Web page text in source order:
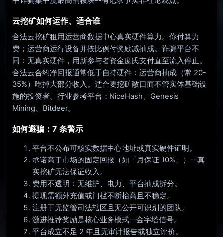
云挖矿如何运作、适合谁
合法云挖矿租用运营商数据中心真实硬件算力。你付算力
费；运营商运行设备并按比例付奖励减抽成。诈骗平台不
同：无真实硬件，用新参与者资金庞氏支付直至流入停止。
合法云合约净回报通常低于自持硬件：运营商抽成（常 20-
35%）吃掉大部分收入。适合要挖矿敞口而不管实体基础设
施的投资者。行业参考平台：NiceHash、Genesis
Mining、Bitdeer。
如何避骗：7 条警示
平台不公布可核实数据中心地址或真实硬件证明。
承诺高于市场的固定回报（如「月保证 10%」）--真
实挖矿无法保证收入。
费用不透明：无维护、电力、平台抽成拆分。
提现需额外充值或门槛不断抬高且不稳定。
注册于无监管司法辖区且无公开可识别的团队。
激进推荐奖励是核心业务模式--金字塔信号。
平台成立不足 2 年且无审计报告或独立评价。